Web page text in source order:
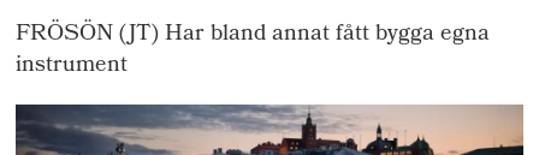
FRÖSÖN (JT) Har bland annat fått bygga egna
instrument